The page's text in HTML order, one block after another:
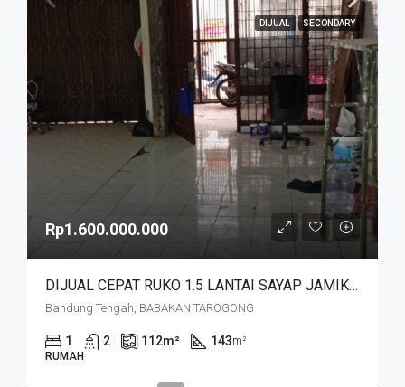
DIJUAL SECONDARY
Rp1.600.000.000
DIJUAL CEPAT RUKO 1.5 LANTAI SAYAP JAMIKA MASUK HNYA 30 MTR DR JALAN MAIN ROAD JAMIKA HARGA MURAHHH. JL BABAKAN TAROGONG
Bandung Tengah, BABAKAN TAROGONG
1 2 112m² 143m²
RUMAH